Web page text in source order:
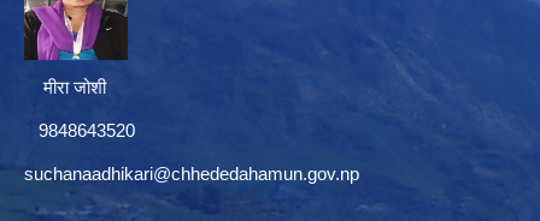
मीरा जोशी
9848643520
suchanaadhikari@chhededahamun.gov.np